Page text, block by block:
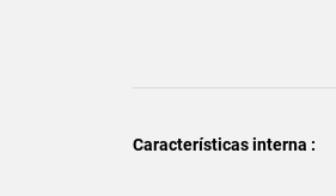
Características interna :